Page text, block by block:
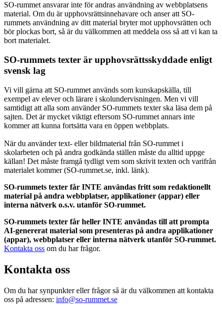
SO-rummet ansvarar inte för andras användning av webbplatsens
material. Om du är upphovsrättsinnehavare och anser att SO-
rummets användning av ditt material bryter mot upphovsrätten och
bör plockas bort, så är du välkommen att meddela oss så att vi kan ta
bort materialet.
SO-rummets texter är upphovsrättsskyddade enligt
svensk lag
Vi vill gärna att SO-rummet används som kunskapskälla, till
exempel av elever och lärare i skolundervisningen. Men vi vill
samtidigt att alla som använder SO-rummets texter ska läsa dem på
sajten. Det är mycket viktigt eftersom SO-rummet annars inte
kommer att kunna fortsätta vara en öppen webbplats.
När du använder text- eller bildmaterial från SO-rummet i
skolarbeten och på andra godkända ställen måste du alltid uppge
källan! Det måste framgå tydligt vem som skrivit texten och varifrån
materialet kommer (SO-rummet.se, inkl. länk).
SO-rummets texter får INTE användas fritt som redaktionellt
material på andra webbplatser, applikationer (appar) eller
interna nätverk o.s.v. utanför SO-rummet.
SO-rummets texter får heller INTE användas till att prompta
AI-genererat material som presenteras på andra applikationer
(appar), webbplatser eller interna nätverk utanför SO-rummet.
Kontakta oss om du har frågor.
Kontakta oss
Om du har synpunkter eller frågor så är du välkommen att kontakta
oss på adressen: info@so-rummet.se